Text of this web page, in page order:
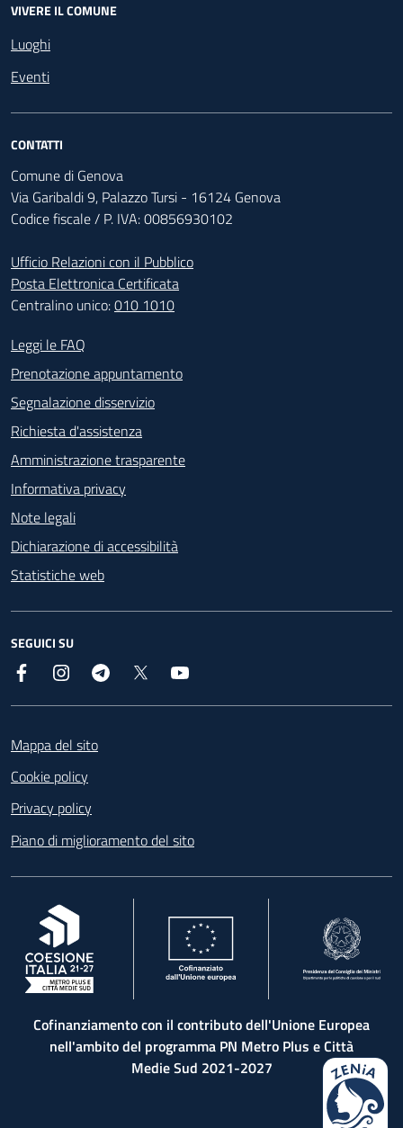
VIVERE IL COMUNE
Luoghi
Eventi
CONTATTI
Comune di Genova
Via Garibaldi 9, Palazzo Tursi - 16124 Genova
Codice fiscale / P. IVA: 00856930102
Ufficio Relazioni con il Pubblico
Posta Elettronica Certificata
Centralino unico:010 1010
Footer - Contatti
Leggi le FAQ
Prenotazione appuntamento
Segnalazione disservizio
Richiesta d'assistenza
Amministrazione trasparente
Informativa privacy
Note legali
Dichiarazione di accessibilità
Statistiche web
SEGUICI SU
Facebook InstagramTelegram
Mappa del sito
Cookie policy
Privacy policy
Piano di miglioramento del sito
, apre in una nuova scheda
Cofinanziamento con il contributo dell'Unione Europea
nell'ambito del programma PN Metro Plus e Città
Medie Sud 2021-2027